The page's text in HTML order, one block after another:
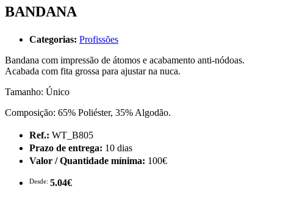
BANDANA
Categorias: Profissões
Bandana com impressão de átomos e acabamento anti-nódoas.
Acabada com fita grossa para ajustar na nuca.
Tamanho: Único
Composição: 65% Poliéster, 35% Algodão.
Ref.: WT_B805
Prazo de entrega: 10 dias
Valor / Quantidade mínima: 100€
Desde: 5.04€